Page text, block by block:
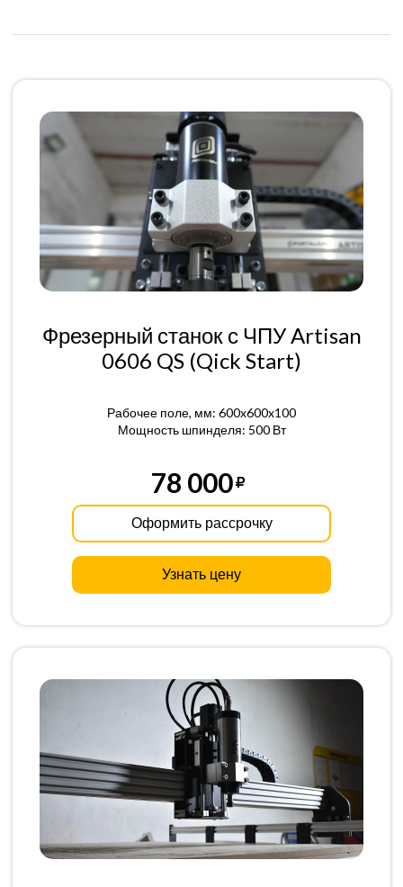
Фрезерный станок с ЧПУ Artisan
0606 QS (Qick Start)
Рабочее поле, мм: 600x600x100
Мощность шпинделя: 500 Вт
78 000
Оформить рассрочку
Узнать цену